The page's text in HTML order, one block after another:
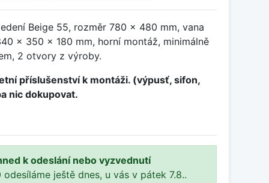
Beige 55, rozměr 780 x 480 mm, vana
x 350 x 180 mm, horní montáž, minimálně
2 otvory z výroby.
příslušenství k montáži. (výpusť, sifon,
nic dokupovat.
k odeslání nebo vyzvednutí
ještě dnes, u vás v pátek 7.8..